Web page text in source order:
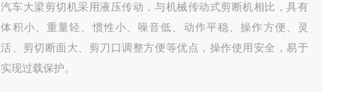
汽车大梁剪切机采用液压传动，与机械传动式剪断机相比，具有
体积小、重量轻、惯性小、噪音低、动作平稳、操作方便、灵
活、剪切断面大、剪刀口调整方便等优点，操作使用安全，易于
实现过载保护。